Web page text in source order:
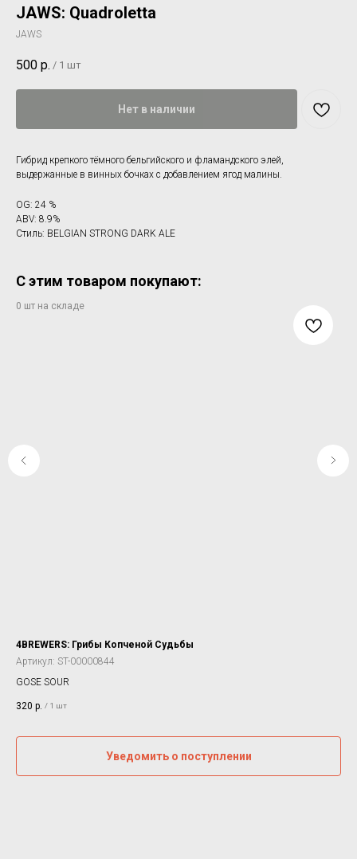
JAWS: Quadroletta
JAWS
500 р. / 1 шт
Нет в наличии
Гибрид крепкого тёмного бельгийского и фламандского элей,
выдержанные в винных бочках с добавлением ягод малины.
OG: 24 %
ABV: 8.9%
Стиль: BELGIAN STRONG DARK ALE
С этим товаром покупают:
4BREWERS: Грибы Копченой Судьбы
Артикул: ST-00000844
GOSE SOUR
320 р. / 1 шт
Уведомить о поступлении